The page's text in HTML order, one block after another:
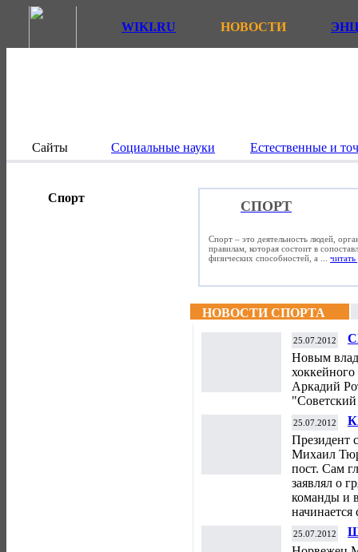
WIKI.RU НОВОСТИ
Сайты Социальные науки Естественные и
Спорт
СПОРТ
Спорт – это деятельность людей,
правилам, которая состоит в
физических способностей, а ... читать
НОВОСТИ СПОРТА
25.07.2012
Новым
Аркадий
25.07.2012
Президент
Михаил
пост. Сам
заявлял о
команды и
начинается
25.07.2012